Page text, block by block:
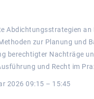
Abdichtungsstrategien an
zur Planung und
berechtigter Nachträge
und Recht im
2026 09:15 – 15:45